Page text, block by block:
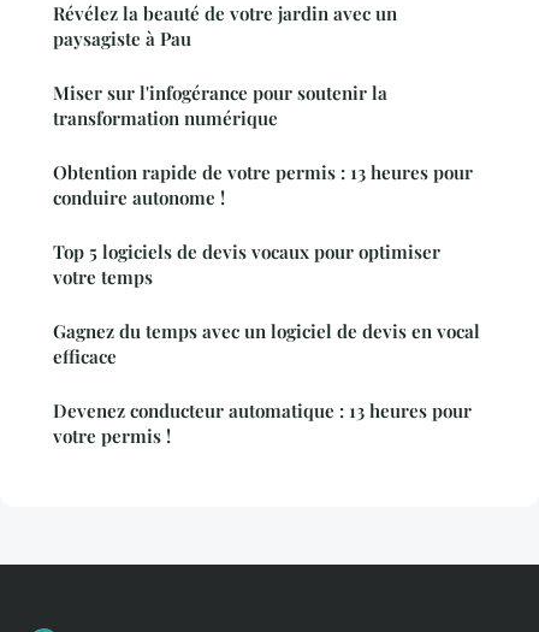
Révélez la beauté de votre jardin avec un
paysagiste à Pau
Miser sur l'infogérance pour soutenir la
transformation numérique
Obtention rapide de votre permis : 13 heures pour
conduire autonome !
Top 5 logiciels de devis vocaux pour optimiser
votre temps
Gagnez du temps avec un logiciel de devis en vocal
efficace
Devenez conducteur automatique : 13 heures pour
votre permis !